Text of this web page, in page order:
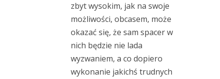
zbyt wysokim, jak na swoje
możliwości, obcasem, może
okazać się, że sam spacer w
nich będzie nie lada
wyzwaniem, a co dopiero
wykonanie jakichś trudnych